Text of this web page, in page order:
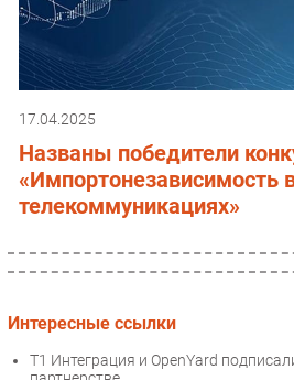
17.04.2025
Названы победители
«Импортонезависимость
телекоммуникациях»
Интересные ссылки
Т1 Интеграция и OpenYard